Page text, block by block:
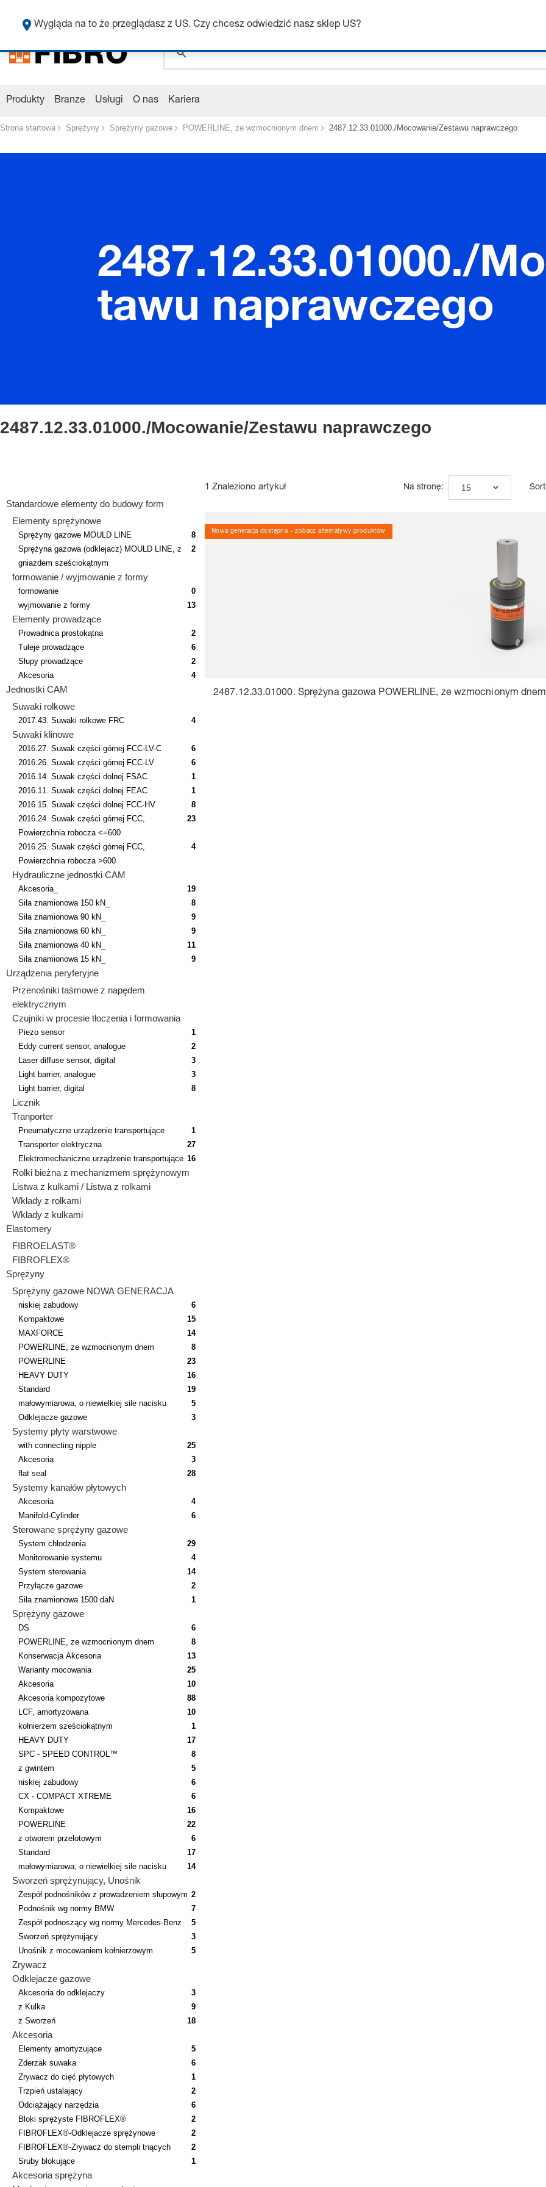
Produkty Branze Usługi O nas Kariera
Strona startowa Sprężyny Sprężyny gazowe POWERLINE, ze wzmocnionym dnem 2487.12.33.01000./Mocowanie/Zestawu naprawczego
2487.12.33.01000./
tawu naprawczego
2487.12.33.01000./Mocowanie/Zestawu naprawczego
Standardowe elementy do budowy form
Elementy sprężynowe
Sprężyny gazowe MOULD LINE
8
Sprężyna gazowa (odklejacz) MOULD LINE, z
gniazdem sześciokątnym
2
formowanie / wyjmowanie z formy
formowanie
0
wyjmowanie z formy
13
Elementy prowadzące
Prowadnica prostokątna
2
Tuleje prowadzące
6
Słupy prowadzące
2
Akcesoria
4
Jednostki CAM
Suwaki rolkowe
2017.43. Suwaki rolkowe FRC 4
Suwaki klinowe
2016.27. Suwak części górnej FCC-LV-C
6
2016.26. Suwak części górnej FCC-LV
6
2016.14. Suwak części dolnej FSAC
1
2016.11. Suwak części dolnej FEAC
1
2016.15. Suwak części dolnej FCC-HV
8
2016.24. Suwak części górnej FCC,
Powierzchnia robocza <=600
23
2016.25. Suwak części górnej FCC,
Powierzchnia robocza >600
4
Hydrauliczne jednostki CAM
Akcesoria_
19
Siła znamionowa 150 kN_
8
Siła znamionowa 90 kN_
9
Siła znamionowa 60 kN_
9
Siła znamionowa 40 kN_
11
Siła znamionowa 15 kN_
9
Urządzenia peryferyjne
Przenośniki taśmowe z napędem
elektrycznym
Czujniki w procesie tłoczenia i formowania
Piezo sensor
1
Eddy current sensor, analogue
2
Laser diffuse sensor, digital
3
Light barrier, analogue
3
Light barrier, digital
8
Licznik
Tranporter
Pneumatyczne urządzenie transportujące
1
Transporter elektryczna
27
Elektromechaniczne urządzenie transportujące 16
Rolki bieżna z mechanizmem sprężynowym
Listwa z kulkami / Listwa z rolkami
Wkłady z rolkami
Wkłady z kulkami
Elastomery
FIBROELAST®
FIBROFLEX®
Sprężyny
Sprężyny gazowe NOWA GENERACJA
niskiej zabudowy
6
Kompaktowe
15
MAXFORCE
14
POWERLINE, ze wzmocnionym dnem
8
POWERLINE
23
HEAVY DUTY
16
Standard
19
małowymiarowa, o niewielkiej sile nacisku
5
Odklejacze gazowe
3
Systemy płyty warstwowe
with connecting nipple
25
Akcesoria
3
flat seal
28
Systemy kanałów płytowych
Akcesoria
4
Manifold-Cylinder
6
Sterowane sprężyny gazowe
System chłodzenia
29
Monitorowanie systemu
4
System sterowania
14
Przyłącze gazowe
2
Siła znamionowa 1500 daN
1
Sprężyny gazowe
DS
6
POWERLINE, ze wzmocnionym dnem
8
Konserwacja Akcesoria
13
Warianty mocowania
25
Akcesoria
10
Akcesoria kompozytowe
88
LCF, amortyzowana
10
kołnierzem sześciokątnym
1
HEAVY DUTY
17
SPC - SPEED CONTROL™
8
z gwintem
5
niskiej zabudowy
6
CX - COMPACT XTREME
6
Kompaktowe
16
POWERLINE
22
z otworem przelotowym
6
Standard
17
małowymiarowa, o niewielkiej sile nacisku
14
Sworzeń sprężynujący, Unośnik
Zespół podnośników z prowadzeniem słupowym 2
Podnośnik wg normy BMW
7
Zespół podnoszący wg normy Mercedes-Benz
5
Sworzeń sprężynujący
3
Unośnik z mocowaniem kołnierzowym
5
Zrywacz
Odklejacze gazowe
Akcesoria do odklejaczy
3
z Kulka
9
z Sworzeń
18
Akcesoria
Elementy amortyzujące
5
Zderzak suwaka
6
Zrywacz do cięć płytowych
1
Trzpień ustalający
2
Odciążający narzędzia
6
Bloki sprężyste FIBROFLEX®
2
FIBROFLEX®-Odklejacze sprężynowe
2
FIBROFLEX®-Zrywacz do stempli tnących
2
Sruby blokujące
1
Akcesoria sprężyna
1 Znaleziono artykuł Na stronę: 15
Nowa generacja dostępna – zobacz alternatywy produktów
2487.12.33.01000. Sprężyna gazowa POWERLINE, ze wzmocnionym dnem
Wygląda na to że przeglądasz z US. Czy chcesz odwiedzić nasz sklep US?